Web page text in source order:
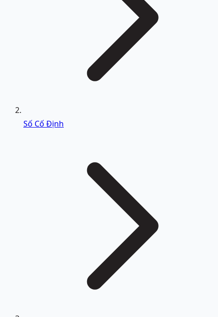
Số Cố Định